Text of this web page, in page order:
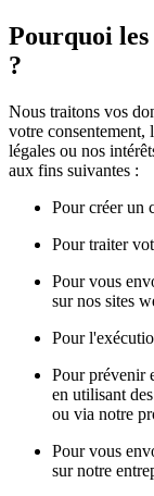
Pourquoi les
?
Nous traitons vos
votre consentement,
légales ou nos
aux fins suivantes :
Pour créer un
Pour traiter
Pour vous
sur nos sites
Pour
Pour prévenir
en utilisant
ou via notre
Pour vous
sur notre